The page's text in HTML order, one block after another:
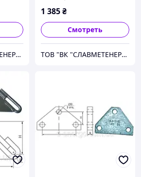
ТОВ "ВК "СЛАВМЕТЕНЕРГО"
1 385₴
Смотреть
ТОВ "ВК "СЛАВМЕТЕНЕРГО"